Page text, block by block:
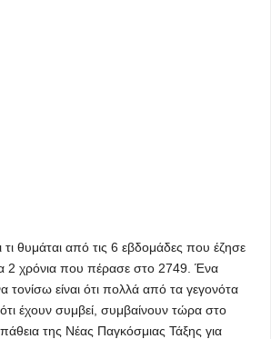
θυμάται από τις 6 εβδομάδες που έζησε
2 χρόνια που πέρασε στο 2749. Ένα
είναι ότι πολλά από τα γεγονότα
έχουν συμβεί, συμβαίνουν τώρα στο
της Νέας Παγκόσμιας Τάξης για